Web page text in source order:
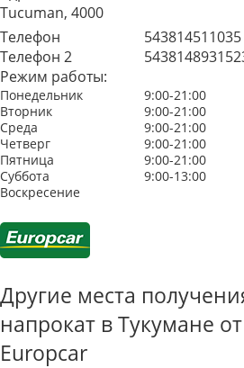
Tucuman, 4000
Телефон
543814511035
Телефон 2
Режим работы:
Понедельник
9:00-21:00
Вторник
9:00-21:00
Среда
9:00-21:00
Четверг
9:00-21:00
Пятница
9:00-21:00
Суббота
9:00-13:00
Воскресение
Другие места
напрокат в Тукумане
Europcar